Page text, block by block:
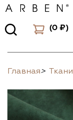
(0 ₽)
Главная> Ткани